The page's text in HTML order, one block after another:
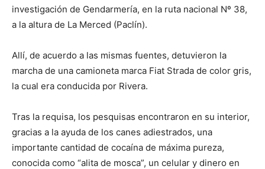
investigación de Gendarmería, en la ruta nacional Nº 38,
a la altura de La Merced (Paclín).
Allí, de acuerdo a las mismas fuentes, detuvieron la
marcha de una camioneta marca Fiat Strada de color gris,
la cual era conducida por Rivera.
Tras la requisa, los pesquisas encontraron en su interior,
gracias a la ayuda de los canes adiestrados, una
importante cantidad de cocaína de máxima pureza,
conocida como “alita de mosca”, un celular y dinero en